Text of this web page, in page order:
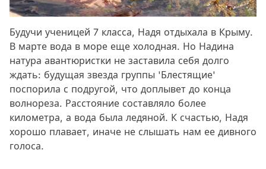
Будучи ученицей 7 класса, Надя отдыхала в Крыму.
В марте вода в море еще холодная. Но Надина
натура авантюристки не заставила себя долго
ждать: будущая звезда группы 'Блестящие'
поспорила с подругой, что доплывет до конца
волнореза. Расстояние составляло более
километра, а вода была ледяной. К счастью, Надя
хорошо плавает, иначе не слышать нам ее дивного
голоса.